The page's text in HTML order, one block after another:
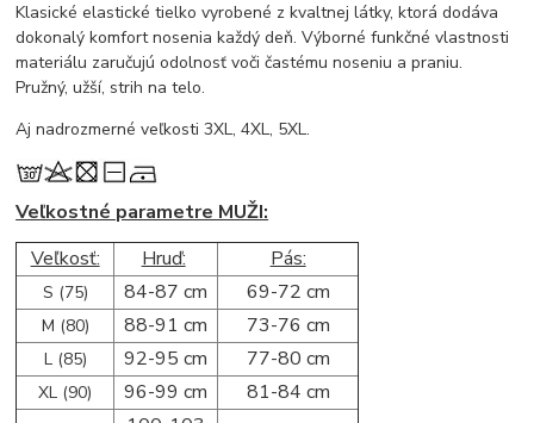
Klasické elastické tielko vyrobené z kvaltnej látky, ktorá dodáva
dokonalý komfort nosenia každý deň. Výborné funkčné vlastnosti
materiálu zaručujú odolnosť voči častému noseniu a praniu.
Pružný, užší, strih na telo.
Aj nadrozmerné veľkosti 3XL, 4XL, 5XL.
Veľkostné parametre MUŽI:
Veľkosť:
Hruď: Pás:
S (75) 84-87 cm 69-72 cm
M (80) 88-91 cm 73-76 cm
L (85) 92-95 cm 77-80 cm
XL (90) 96-99 cm 81-84 cm